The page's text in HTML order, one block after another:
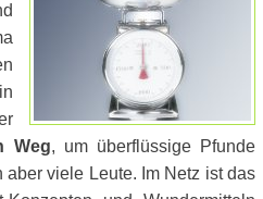
Weg, um überflüssige Pfunde
aber viele Leute. Im Netz ist das